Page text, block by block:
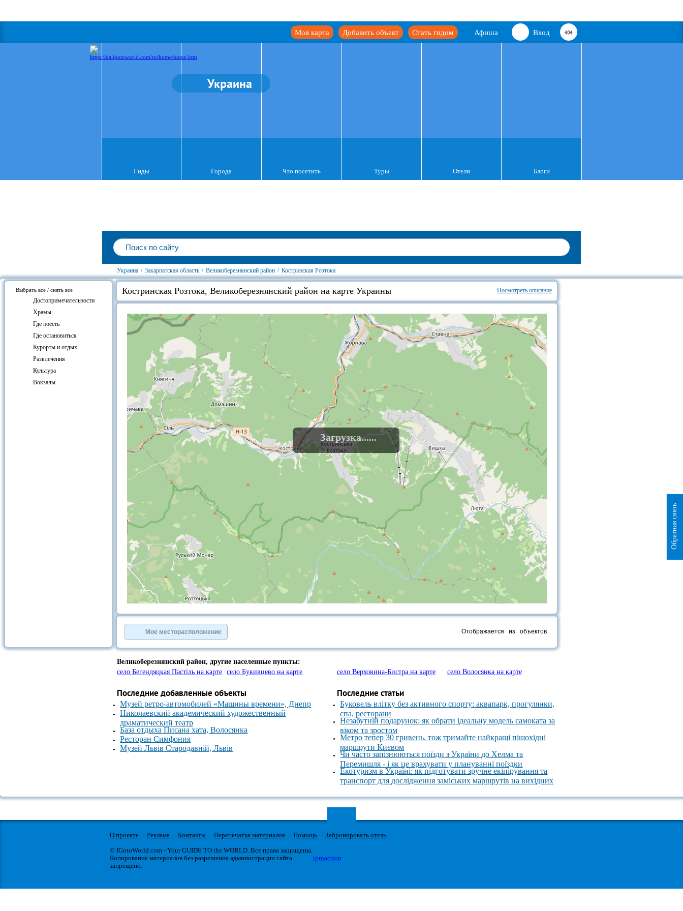
Вход
Афиша
Стать гидом
Добавить объект
Моя карта
Украина
Гиды Города Что посетить Туры Отели Блоги
Украина / Закарпатская область / Великоберезнянский район / Костринская Розтока
Выбрать все / снять все
Достопримечательности
Храмы
Где поесть
Где остановиться
Курорты и отдых
Развлечения
Культура
Вокзалы
Посмотреть описание
Костринская Розтока, Великоберезнянский район на карте Украины
Загрузка......
OpenStreetMap
»
Мое месторасположение Отображается из объектов
Великоберезнянский район, другие населенные пункты:
село Бегендяцкая Пастіль на карте
село Букивцево на карте село Верховина-Бистра на карте село Волосянка на карте
Последние добавленные объекты
Музей ретро-автомобилей «Машины времени», Днепр
Николаевский академический художественный
драматический театр
База отдыха Писана хата, Волосянка
Ресторан Симфония
Музей Львів Стародавній, Львів
Последние статьи
Буковель влітку без активного спорту: аквапарк, прогулянки,
спа, ресторани
Незабутній подарунок: як обрати ідеальну модель самоката за
віком та зростом
Метро тепер 30 гривень, тож тримайте найкращі пішохідні
маршрути Києвом
Чи часто запізнюються поїзди з України до Хелма та
Перемишля - і як це врахувати у плануванні поїздки
Екотуризм в Україні: як підготувати зручне екіпірування та
транспорт для дослідження заміських маршрутів на вихідних
О проекте Реклама Контакты Перепечатка материалов Помощь
Забронировать отель
© IGotoWorld.com - Your GUIDE TO the WORLD. Все права защищены.
Копирование материалов без разрешения администрации сайта
запрещено.
iproaction
Обратная связь